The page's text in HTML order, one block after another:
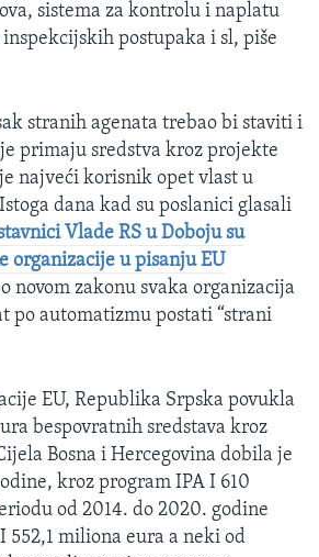
sistema za kontrolu i naplatu
postupaka i sl, piše
stranih agenata trebao bi staviti i
primaju sredstva kroz projekte
najveći korisnik opet vlast u
dana kad su poslanici glasali
Vlade RS u Doboju su
organizacije u pisanju EU
novom zakonu svaka organizacija
po automatizmu postati “strani
EU, Republika Srpska povukla
bespovratnih sredstava kroz
Bosna i Hercegovina dobila je
kroz program IPA I 610
od 2014. do 2020. godine
552,1 miliona eura a neki od